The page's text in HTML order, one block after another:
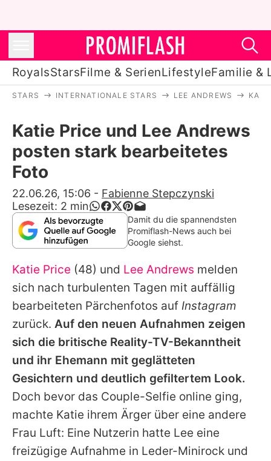
RoyalsStarsFilme & SerienLifestyleFamilie &
Stars
Filme & Serien
Lifestyle
Familie & Liebe
Promiflash Exklusiv
Alle Themen auf Promiflash
Jobs
App runterladen
Team
Redaktionelle Richtlinien
Impressum
Datenschutzerklärung
STARS INTERNATIONALE STARS LEE ANDREWS
Katie Price und Lee Andrews
posten stark bearbeitetes
Foto
22.06.26, 15:06 - Fabienne Stepczynski
Lesezeit: 2 min
Damit du die spannendsten
Promiflash-News auch bei
Google siehst.
Katie Price (48) und Lee Andrews melden
sich nach turbulenten Tagen mit auffällig
bearbeiteten Pärchenfotos auf Instagram
zurück. Auf den neuen Aufnahmen zeigen
sich die britische Reality-TV-Bekanntheit
und ihr Ehemann mit geglätteten
Gesichtern und deutlich gefiltertem Look.
Doch bevor das Couple-Selfie online ging,
machte Katie ihrem Ärger über eine andere
Frau Luft: Eine Nutzerin hatte Lee eine
freizügige Aufnahme in Leder-Minirock und